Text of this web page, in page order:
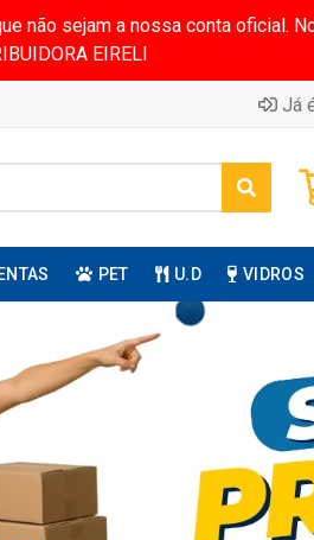
não sejam a nossa conta oficial.
EIRELI
Já
PET U.D VIDROS